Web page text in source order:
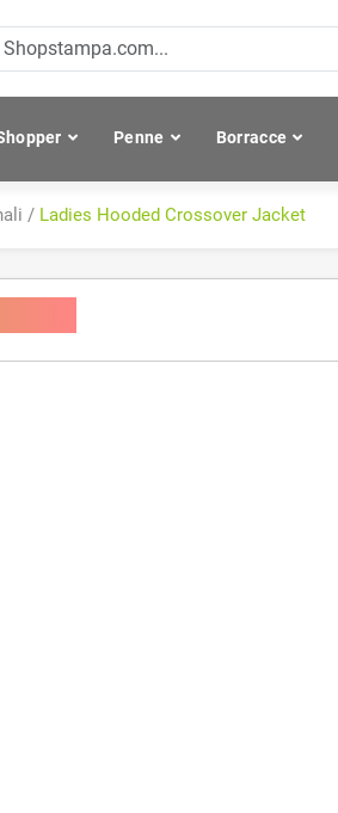
Penne Borracce
/ Ladies Hooded Crossover Jacket